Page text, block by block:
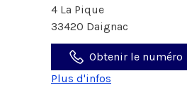
4 La Pique
33420 Daignac
Obtenir le numéro
Plus d'infos